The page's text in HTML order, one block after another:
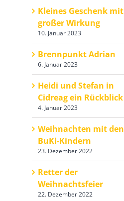
Kleines Geschenk mit
großer Wirkung
10. Januar 2023
Brennpunkt Adrian
6. Januar 2023
Heidi und Stefan in
Cidreag ein Rückblick
4. Januar 2023
Weihnachten mit den
BuKi-Kindern
23. Dezember 2022
Retter der
Weihnachtsfeier
22. Dezember 2022